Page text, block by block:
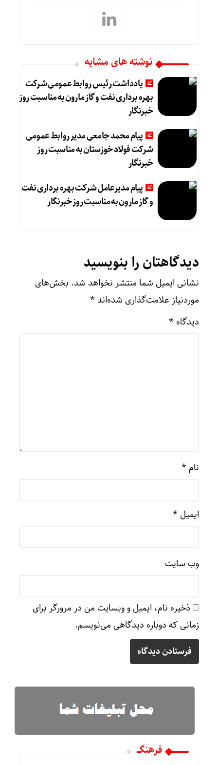
نوشته های مشابه
یادداشت رئیس روابط عمومی شرکت
بهره برداری نفت و گاز مارون به مناسبت روز
خبرنگار
پیام محمد جامعی مدیر روابط عمومی
شرکت فولاد خوزستان به مناسبت روز
خبرنگار
پیام مدیرعامل شرکت بهره برداری نفت
و گاز مارون به مناسبت روز خبرنگار
دیدگاهتان را بنویسید
نشانی ایمیل شما منتشر نخواهد شد. بخش‌های
موردنیاز علامت‌گذاری شده‌اند *
دیدگاه *
نام *
ایمیل *
وب‌ سایت
ذخیره نام، ایمیل و وبسایت من در مرورگر برای
زمانی که دوباره دیدگاهی می‌نویسم.
فرهنگـــ